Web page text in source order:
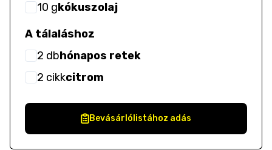
10 gkókuszolaj
A tálaláshoz
2 dbhónapos retek
2 cikkcitrom
Bevásárlólistához adás